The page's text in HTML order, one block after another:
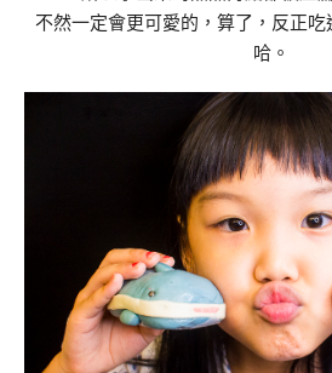
不然一定會更可愛的，算了，反正
哈。